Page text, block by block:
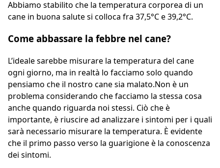
Abbiamo stabilito che la temperatura corporea di un
cane in buona salute si colloca fra 37,5°C e 39,2°C.
Come abbassare la febbre nel cane?
L’ideale sarebbe misurare la temperatura del cane
ogni giorno, ma in realtà lo facciamo solo quando
pensiamo che il nostro cane sia malato.Non è un
problema considerando che facciamo la stessa cosa
anche quando riguarda noi stessi. Ciò che è
importante, è riuscire ad analizzare i sintomi per i quali
sarà necessario misurare la temperatura. È evidente
che il primo passo verso la guarigione è la conoscenza
dei sintomi.